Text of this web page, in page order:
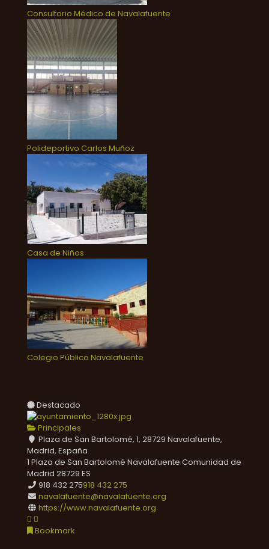
Consultorio Médico de Navalafuente
Polideportivo Carlos Muñoz
Casa de Niños
Colegio Público Navalafuente
Destacado
Principales
Plaza de San Bartolomé, 1, 28729 Navalafuente,
Madrid, España
1 Plaza de San Bartolomé Navalafuente Comunidad de
Madrid 28729 ES
918 432 275918 432 275
navalafuente@navalafuente.org
https://www.navalafuente.org
Bookmark